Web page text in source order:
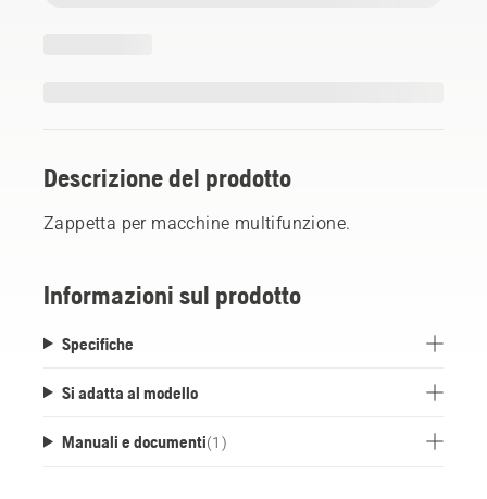
Descrizione del prodotto
Zappetta per macchine multifunzione.
Informazioni sul prodotto
Specifiche
Si adatta al modello
Manuali e documenti(1 )